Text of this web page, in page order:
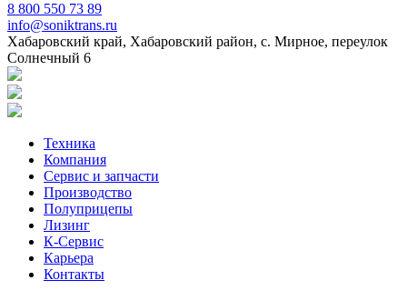
8 800 550 73 89
info@soniktrans.ru
Хабаровский край, Хабаровский район, с. Мирное, переулок
Солнечный 6
Техника
Компания
Сервис и запчасти
Производство
Полуприцепы
Лизинг
К-Сервис
Карьера
Контакты